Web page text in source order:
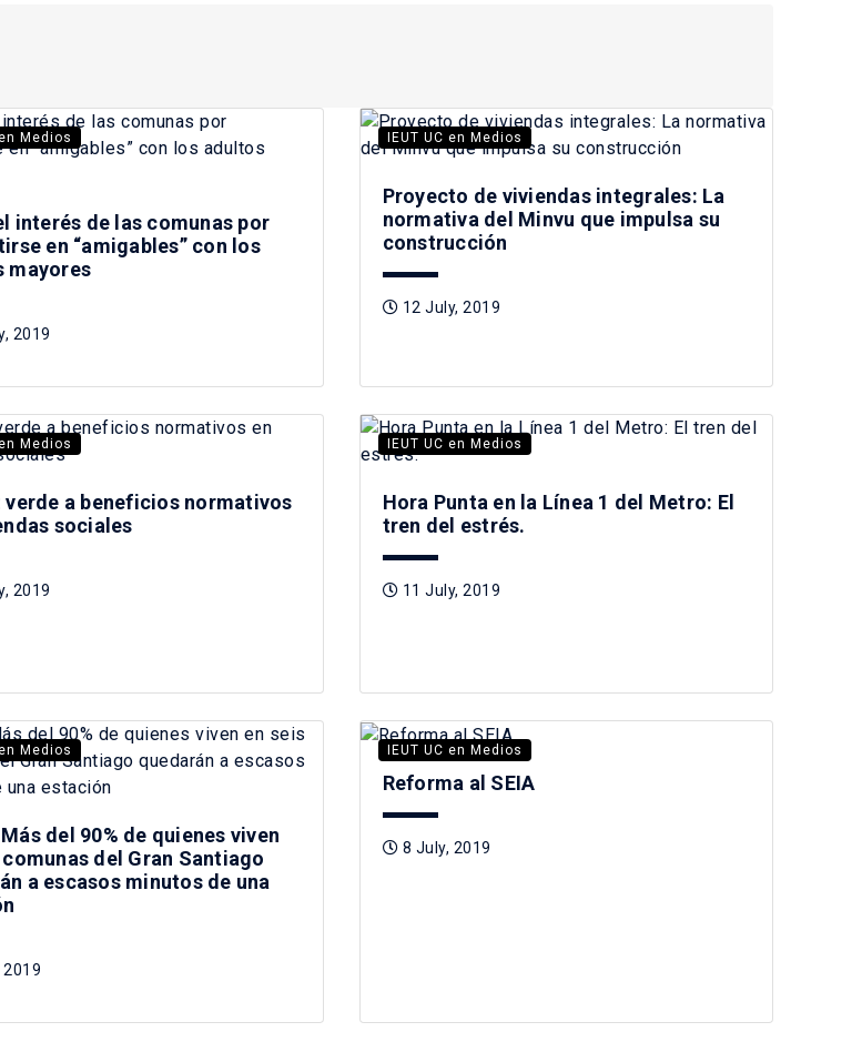
en Medios
interés de las comunas por
en “amigables” con los
mayores
2019
IEUT UC en Medios
Proyecto de viviendas integrales: La
normativa del Minvu que impulsa su
construcción
12 July, 2019
en Medios
verde a beneficios normativos
sociales
2019
IEUT UC en Medios
Hora Punta en la Línea 1 del Metro: El
tren del estrés.
11 July, 2019
en Medios
del 90% de quienes viven
del Gran Santiago
a escasos minutos de una
2019
IEUT UC en Medios
Reforma al SEIA
8 July, 2019